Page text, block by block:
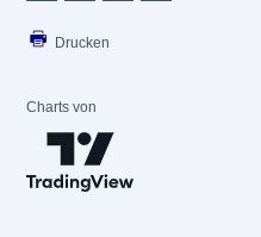
Drucken
Charts von